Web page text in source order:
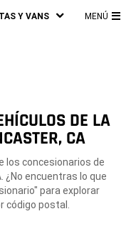
Y VANS MENÚ
DE LA
CA
los concesionarios de
¿No encuentras lo que
para explorar
código postal.